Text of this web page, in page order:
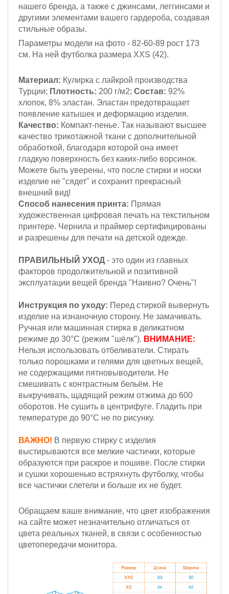
нашего бренда, а также с джинсами, леггинсами и
другими элементами вашего гардероба, создавая
стильные образы.
Параметры модели на фото - 82-60-89 рост 173
см. На ней футболка размера XXS (42).
Материал: Кулирка с лайкрой производства
Турции; Плотность: 200 г/м2; Состав: 92%
хлопок, 8% эластан. Эластан предотвращает
появление катышек и деформацию изделия.
Качество: Компакт-пенье. Так называют высшее
качество трикотажной ткани с дополнительной
обработкой, благодаря которой она имеет
гладкую поверхность без каких-либо ворсинок.
Можете быть уверены, что после стирки и носки
изделие не "сядет" и сохранит прекрасный
внешний вид!
Способ нанесения принта: Прямая
художественная цифровая печать на текстильном
принтере. Чернила и праймер сертифицированы
и разрешены для печати на детской одежде.
ПРАВИЛЬНЫЙ УХОД - это один из главных
факторов продолжительной и позитивной
эксплуатации вещей бренда "Наивно? Очень"!
Инструкция по уходу: Перед стиркой вывернуть
изделие на изнаночную сторону. Не замачивать.
Ручная или машинная стирка в деликатном
режиме до 30°С (режим "шёлк"). ВНИМАНИЕ:
Нельзя использовать отбеливатели. Стирать
только порошками и гелями для цветных вещей,
не содержащими пятновыводители. Не
смешивать с контрастным бельём. Не
выкручивать, щадящий режим отжима до 600
оборотов. Не сушить в центрифуге. Гладить при
температуре до 90°С не по рисунку.
ВАЖНО! В первую стирку с изделия
выстирываются все мелкие частички, которые
образуются при раскрое и пошиве. После стирки
и сушки хорошенько встряхнуть футболку, чтобы
все частички слетели и больше их не будет.
Обращаем ваше внимание, что цвет изображения
на сайте может незначительно отличаться от
цвета реальных тканей, в связи с особенностью
цветопередачи монитора.